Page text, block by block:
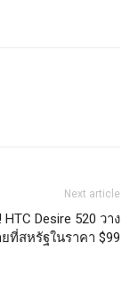
Next article
Desire 520 วาง
ที่สหรัฐในราคา $99